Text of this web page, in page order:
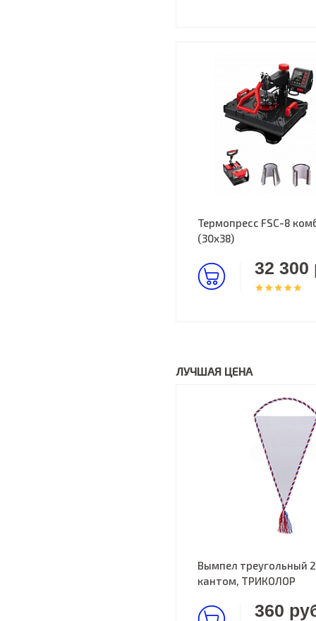
Термопресс FSC-8
(30х38)
32 300
ЛУЧШАЯ ЦЕНА
Вымпел треугольный
кантом, ТРИКОЛОР
360